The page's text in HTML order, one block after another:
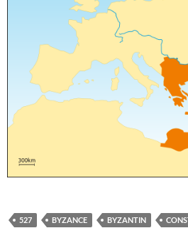
527 BYZANCE BYZANTIN